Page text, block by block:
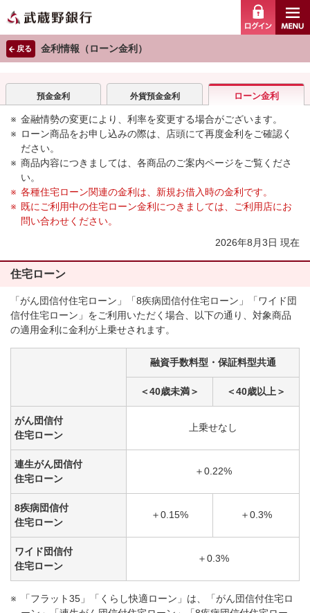
ログイ
戻る 金利情報（ローン金利）
預金金利 外貨預金金利 ローン金利
金融情勢の変更により、利率を変更する場合がございます。
ローン商品をお申し込みの際は、店頭にて再度金利をご確認く
ださい。
商品内容につきましては、各商品のご案内ページをご覧くださ
い。
各種住宅ローン関連の金利は、新規お借入時の金利です。
既にご利用中の住宅ローン金利につきましては、ご利用店にお
問い合わせください。
2026年8月3日 現在
住宅ローン
「がん団信付住宅ローン」「8疾病団信付住宅ローン」「ワイド団
信付住宅ローン」をご利用いただく場合、以下の通り、対象商品
の適用金利に金利が上乗せされます。
融資手数料型・保証料型共通
＜40歳未満＞ ＜40歳以上＞
がん団信付
住宅ローン
上乗せなし
連生がん団信付
住宅ローン
＋0.22%
8疾病団信付
住宅ローン
＋0.15% ＋0.3%
ワイド団信付
住宅ローン
＋0.3%
「フラット35」「くらし快適ローン」は、「がん団信付住宅ロ